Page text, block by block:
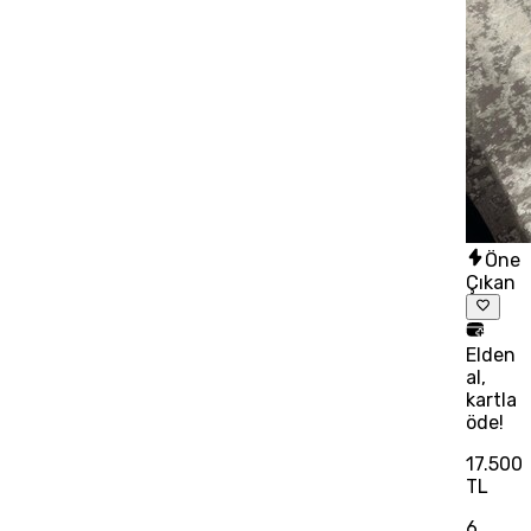
Öne
Çıkan
Elden
al,
kartla
öde!
17.500
TL